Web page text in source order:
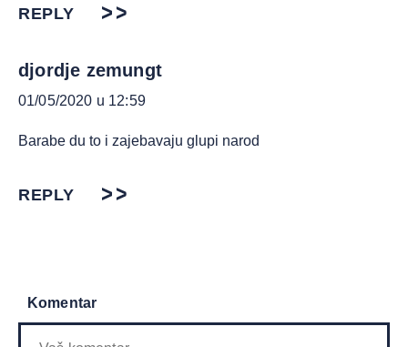
REPLY
djordje zemungt
01/05/2020 u 12:59
Barabe du to i zajebavaju glupi narod
REPLY
Komentar